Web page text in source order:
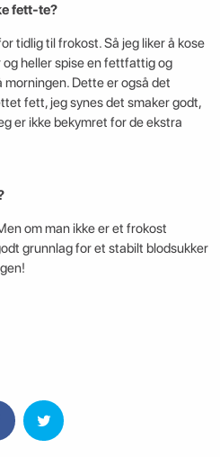
fett-te?
tidlig til frokost. Så jeg liker å kose
heller spise en fettfattig og
Dette er også det
fett, jeg synes det smaker godt,
er ikke bekymret for de ekstra
om man ikke er et frokost
grunnlag for et stabilt blodsukker